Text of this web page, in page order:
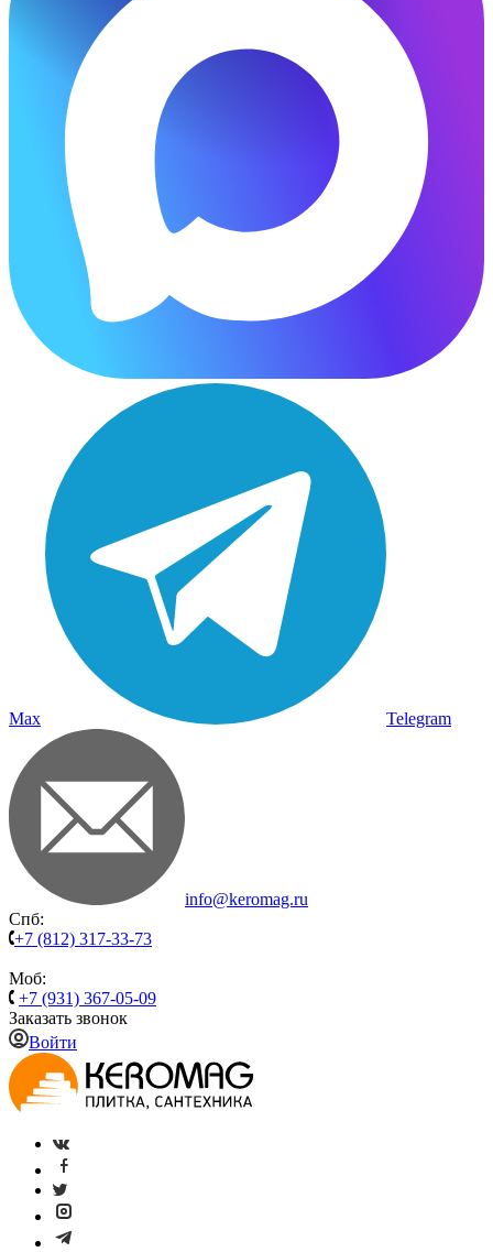
Max Telegram
info@keromag.ru
Спб:
+7 (812) 317-33-73
Моб:
+7 (931) 367-05-09
Заказать звонок
Войти